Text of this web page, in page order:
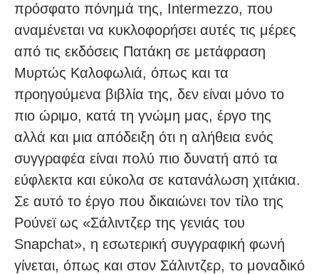
πρόσφατο πόνημά της, Intermezzo, που
αναμένεται να κυκλοφορήσει αυτές τις μέρες
από τις εκδόσεις Πατάκη σε μετάφραση
Μυρτώς Καλοφωλιά, όπως και τα
προηγούμενα βιβλία της, δεν είναι μόνο το
πιο ώριμο, κατά τη γνώμη μας, έργο της
αλλά και μια απόδειξη ότι η αλήθεια ενός
συγγραφέα είναι πολύ πιο δυνατή από τα
εύφλεκτα και εύκολα σε κατανάλωση χιτάκια.
Σε αυτό το έργο που δικαιώνει τον τίλο της
Ρούνεϊ ως «Σάλιντζερ της γενιάς του
Snapchat», η εσωτερική συγγραφική φωνή
γίνεται, όπως και στον Σάλιντζερ, το μοναδικό